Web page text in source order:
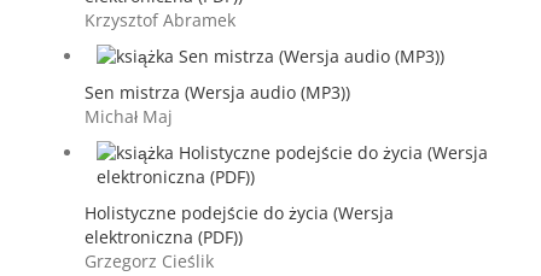
Krzysztof Abramek
Sen mistrza (Wersja audio (MP3))
Michał Maj
Holistyczne podejście do życia (Wersja
elektroniczna (PDF))
Grzegorz Cieślik